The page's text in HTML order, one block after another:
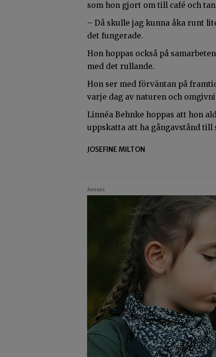
som hon gjort om till café och
– Då skulle jag kunna åka runt
det fungerade.
Hon hoppas också på
med det rullande.
Hon ser med förväntan på
varje dag av naturen och
Linnéa Behnke hoppas att hon
uppskatta att ha gångavstånd
JOSEFINE MILTON
Annons